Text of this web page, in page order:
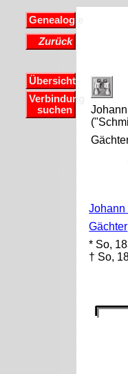
Genealogie
Zurück
Übersicht
Verbindung
suchen
Johann
Gächter
* So,
† So,